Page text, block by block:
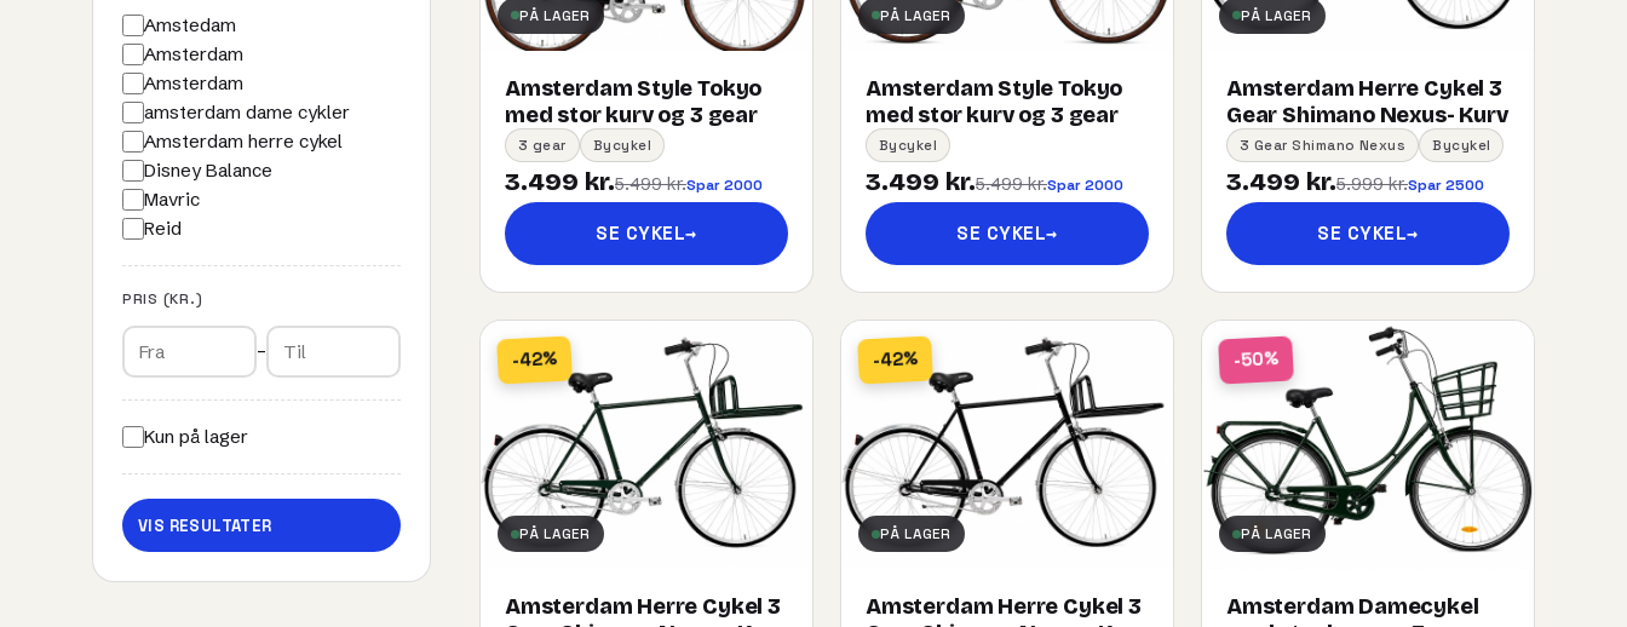
Amstedam
Amsterdam
Amsterdam
amsterdam dame cykler
Amsterdam herre cykel
Disney Balance
Mavric
Reid
PRIS (KR.)
–
Kun på lager
VIS RESULTATER
PÅ LAGER
Amsterdam Style Tokyo
med stor kurv og 3 gear
3 gear Bycykel
3.499 kr.5.499 kr.Spar 2000
SE CYKEL→
PÅ LAGER
Amsterdam Style Tokyo
med stor kurv og 3 gear
Bycykel
3.499 kr.5.499 kr.Spar 2000
SE CYKEL→
PÅ LAGER
Amsterdam Herre Cykel 3
Gear Shimano Nexus- Kurv
3 Gear Shimano Nexus Bycykel
3.499 kr.5.999 kr.Spar 2500
SE CYKEL→
-42%
PÅ LAGER
Amsterdam Herre Cykel 3
-42%
PÅ LAGER
Amsterdam Herre Cykel 3
-50%
PÅ LAGER
Amsterdam Damecykel